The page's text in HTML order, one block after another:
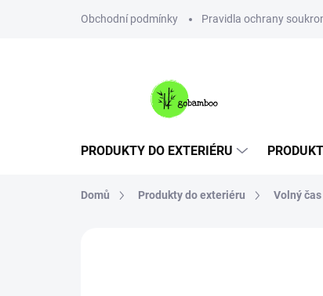
Obchodní podmínky Pravidla ochrany
PRODUKTY DO EXTERIÉRU
Domů Produkty do exteriéru Volný čas